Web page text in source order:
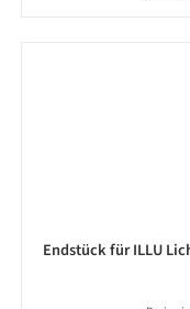
Endstück für ILLU